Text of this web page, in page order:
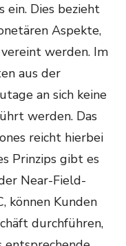
ein. Dies bezieht
Aspekte,
werden. Im
aus der
an sich keine
werden. Das
reicht hierbei
Prinzips gibt es
Near-Field-
können Kunden
durchführen,